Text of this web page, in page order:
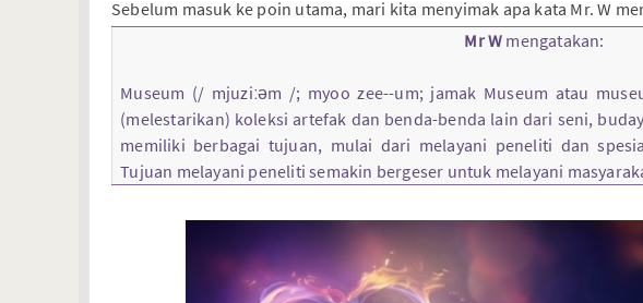
Sebelum masuk ke poin utama, mari kita menyimak apa kata Mr. W
Mr W mengatakan:
Museum (/ mjuziːəm /; myoo zee--um; jamak Museum atau
(melestarikan) koleksi artefak dan benda-benda lain dari seni,
memiliki berbagai tujuan, mulai dari melayani peneliti dan
Tujuan melayani peneliti semakin bergeser untuk melayani